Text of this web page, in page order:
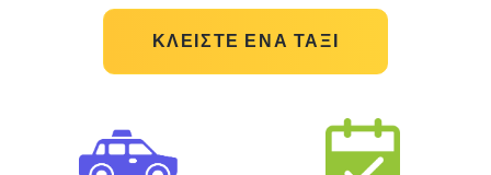
ΚΛΕΊΣΤΕ ΈΝΑ ΤΑΞΊ